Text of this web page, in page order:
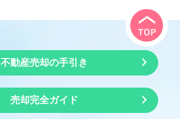
不動産売却の手引き
売却完全ガイド